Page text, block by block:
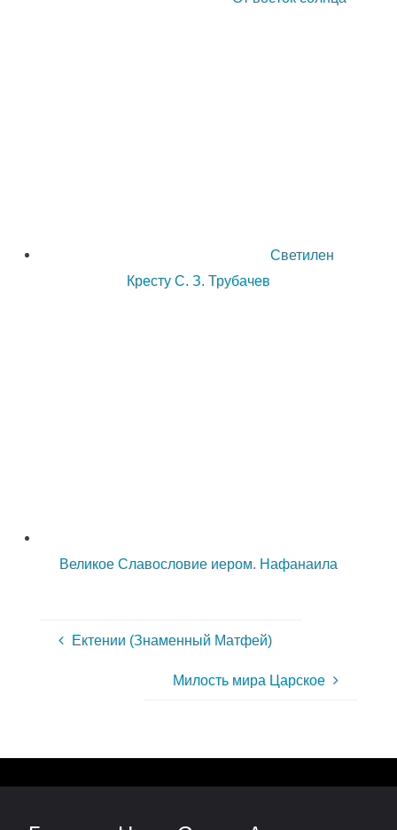
Светилен
Кресту С. З. Трубачев
Великое Славословие иером. Нафанаила
Ектении (Знаменный Матфей)
Милость мира Царское